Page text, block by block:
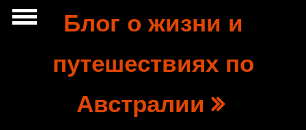
Перейти к основному содержанию
Блог о жизни и
путешествиях по
Австралии
Navigation